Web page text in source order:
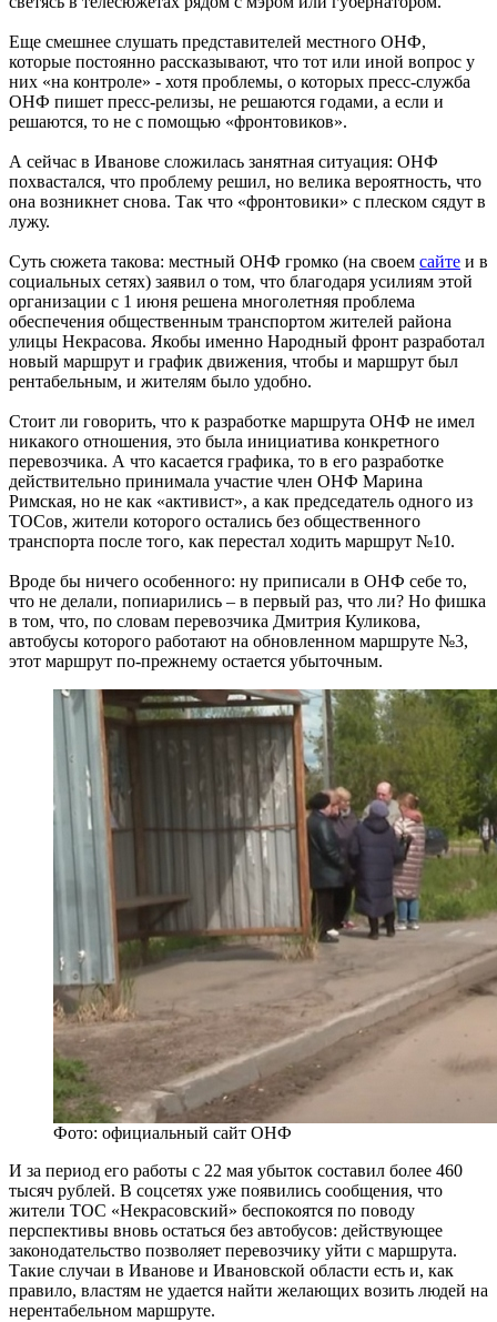
Еще смешнее слушать представителей местного ОНФ,
которые постоянно рассказывают, что тот или иной вопрос у
них «на контроле» - хотя проблемы, о которых пресс-служба
ОНФ пишет пресс-релизы, не решаются годами, а если и
решаются, то не с помощью «фронтовиков».
А сейчас в Иванове сложилась занятная ситуация: ОНФ
похвастался, что проблему решил, но велика вероятность, что
она возникнет снова. Так что «фронтовики» с плеском сядут в
лужу.
Суть сюжета такова: местный ОНФ громко (на своем сайте и в
социальных сетях) заявил о том, что благодаря усилиям этой
организации с 1 июня решена многолетняя проблема
обеспечения общественным транспортом жителей района
улицы Некрасова. Якобы именно Народный фронт разработал
новый маршрут и график движения, чтобы и маршрут был
рентабельным, и жителям было удобно.
Стоит ли говорить, что к разработке маршрута ОНФ не имел
никакого отношения, это была инициатива конкретного
перевозчика. А что касается графика, то в его разработке
действительно принимала участие член ОНФ Марина
Римская, но не как «активист», а как председатель одного из
ТОСов, жители которого остались без общественного
транспорта после того, как перестал ходить маршрут №10.
Вроде бы ничего особенного: ну приписали в ОНФ себе то,
что не делали, попиарились – в первый раз, что ли? Но фишка
в том, что, по словам перевозчика Дмитрия Куликова,
автобусы которого работают на обновленном маршруте №3,
этот маршрут по-прежнему остается убыточным.
Фото: официальный сайт ОНФ
И за период его работы с 22 мая убыток составил более 460
тысяч рублей. В соцсетях уже появились сообщения, что
жители ТОС «Некрасовский» беспокоятся по поводу
перспективы вновь остаться без автобусов: действующее
законодательство позволяет перевозчику уйти с маршрута.
Такие случаи в Иванове и Ивановской области есть и, как
правило, властям не удается найти желающих возить людей на
нерентабельном маршруте.